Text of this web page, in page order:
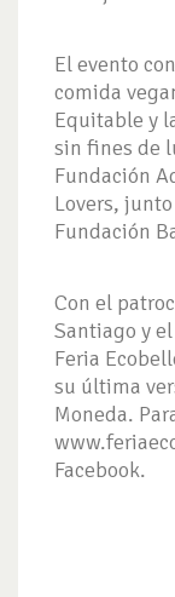
El evento
comida
Equitable y
sin fines de
Fundación
Lovers,
Fundación
Con el
Santiago y
Feria
su última
Moneda.
Facebook.